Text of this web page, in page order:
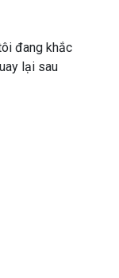
đang khắc
lại sau